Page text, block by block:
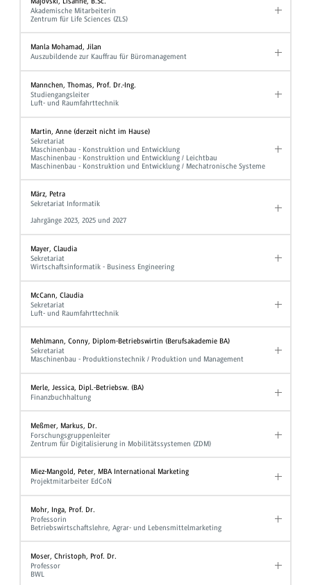
Akademische Mitarbeiterin
Zentrum für Life Sciences (ZLS)
Manla Mohamad, Jilan
Auszubildende zur Kauffrau für Büromanagement
Mannchen, Thomas, Prof. Dr.-Ing.
Studiengangsleiter
Luft- und Raumfahrttechnik
Martin, Anne (derzeit nicht im Hause)
Sekretariat
Maschinenbau - Konstruktion und Entwicklung
Maschinenbau - Konstruktion und Entwicklung / Leichtbau
Maschinenbau - Konstruktion und Entwicklung / Mechatronische Systeme
März, Petra
Sekretariat Informatik
Jahrgänge 2023, 2025 und 2027
Mayer, Claudia
Sekretariat
Wirtschaftsinformatik - Business Engineering
McCann, Claudia
Sekretariat
Luft- und Raumfahrttechnik
Mehlmann, Conny, Diplom-Betriebswirtin (Berufsakademie BA)
Sekretariat
Maschinenbau - Produktionstechnik / Produktion und Management
Merle, Jessica, Dipl.-Betriebsw. (BA)
Finanzbuchhaltung
Meßmer, Markus, Dr.
Forschungsgruppenleiter
Zentrum für Digitalisierung in Mobilitätssystemen (ZDM)
Miez-Mangold, Peter, MBA International Marketing
Projektmitarbeiter EdCoN
Mohr, Inga, Prof. Dr.
Professorin
Betriebswirtschaftslehre, Agrar- und Lebensmittelmarketing
Moser, Christoph, Prof. Dr.
Professor
BWL